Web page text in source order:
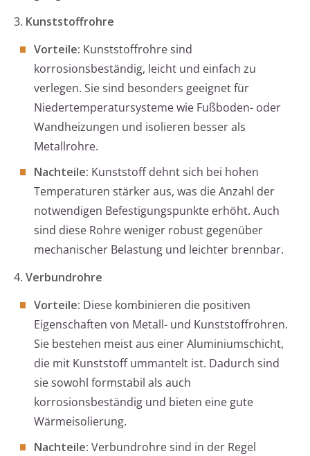
3. Kunststoffrohre
Vorteile: Kunststoffrohre sind
korrosionsbeständig, leicht und einfach zu
verlegen. Sie sind besonders geeignet für
Niedertemperatursysteme wie Fußboden- oder
Wandheizungen und isolieren besser als
Metallrohre.
Nachteile: Kunststoff dehnt sich bei hohen
Temperaturen stärker aus, was die Anzahl der
notwendigen Befestigungspunkte erhöht. Auch
sind diese Rohre weniger robust gegenüber
mechanischer Belastung und leichter brennbar.
4. Verbundrohre
Vorteile: Diese kombinieren die positiven
Eigenschaften von Metall- und Kunststoffrohren.
Sie bestehen meist aus einer Aluminiumschicht,
die mit Kunststoff ummantelt ist. Dadurch sind
sie sowohl formstabil als auch
korrosionsbeständig und bieten eine gute
Wärmeisolierung.
Nachteile: Verbundrohre sind in der Regel